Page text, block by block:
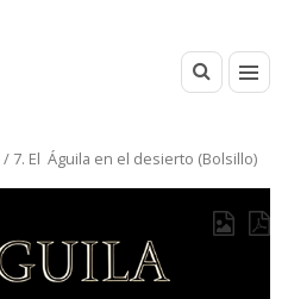
/ 7. El Águila en el desierto (Bolsillo)